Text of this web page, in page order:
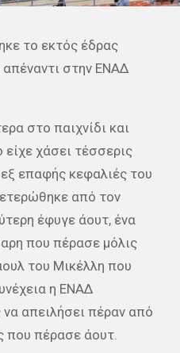
το εκτός έδρας
απέναντι στην ΕΝΑΔ
στο παιχνίδι και
χάσει τέσσερις
επαφής κεφαλιές του
από τον
έφυγε άουτ, ένα
που πέρασε μόλις
του Μικέλλη που
η ΕΝΑΔ
απειλήσει πέραν από
που πέρασε άουτ.